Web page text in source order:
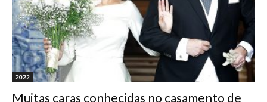
2022
Muitas caras conhecidas no casamento de